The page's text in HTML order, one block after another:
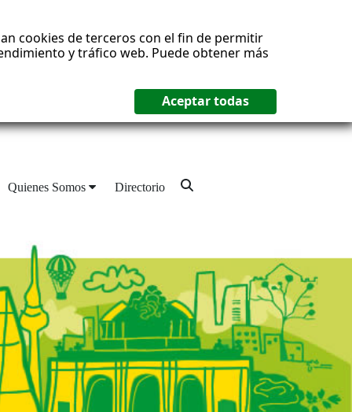
cookies de terceros con el fin de permitir
y tráfico web. Puede obtener más
Quienes Somos Directorio